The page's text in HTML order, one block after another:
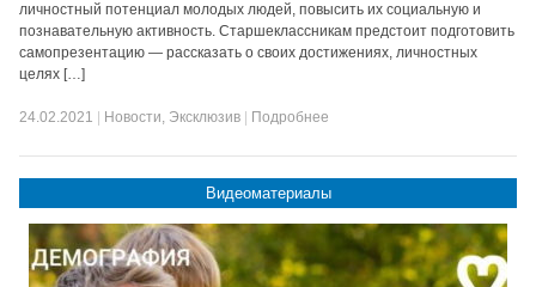
личностный потенциал молодых людей, повысить их социальную и
познавательную активность. Старшеклассникам предстоит подготовить
самопрезентацию — рассказать о своих достижениях, личностных
целях […]
24.02.2021 Новости, Эксклюзив Подробнее
Видеоматериалы